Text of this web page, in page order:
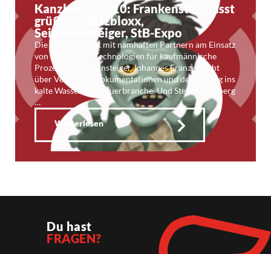
Kanzleifunk 110: Frankenstein lässt
grüßen – Bizzbloxx,
Seiteneinsteiger, StB-Expo
Die Datev forscht mit namhaften Partnern am Einsatz
von Blockchain-Technologien für kaufmännische
Prozesse. Seiteneinsteiger Johannes Franz spricht
über Verfahrensdokumentationen und den Sprung ins
kalte Wasser der Steuerbranche. Und Stefan Homberg
…
Weiterlesen
Du hast
FRAGEN?